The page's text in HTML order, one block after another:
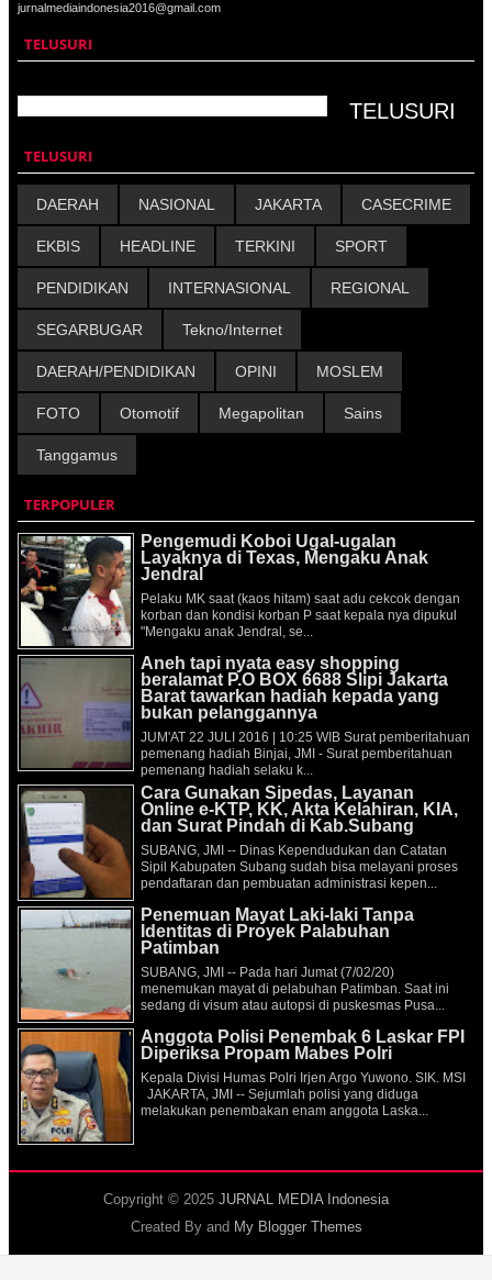
jurnalmediaindonesia2016@gmail.com
TELUSURI
TELUSURI
DAERAH NASIONAL JAKARTA CASECRIME
EKBIS HEADLINE TERKINI SPORT
PENDIDIKAN INTERNASIONAL REGIONAL
SEGARBUGAR Tekno/Internet
DAERAH/PENDIDIKAN OPINI MOSLEM
FOTO Otomotif Megapolitan Sains
Tanggamus
TERPOPULER
Pengemudi Koboi Ugal-ugalan
Layaknya di Texas, Mengaku Anak
Jendral
Pelaku MK saat (kaos hitam) saat adu cekcok dengan
korban dan kondisi korban P saat kepala nya dipukul
"Mengaku anak Jendral, se...
Aneh tapi nyata easy shopping
beralamat P.O BOX 6688 Slipi Jakarta
Barat tawarkan hadiah kepada yang
bukan pelanggannya
JUM'AT 22 JULI 2016 | 10:25 WIB Surat pemberitahuan
pemenang hadiah Binjai, JMI - Surat pemberitahuan
pemenang hadiah selaku k...
Cara Gunakan Sipedas, Layanan
Online e-KTP, KK, Akta Kelahiran, KIA,
dan Surat Pindah di Kab.Subang
SUBANG, JMI -- Dinas Kependudukan dan Catatan
Sipil Kabupaten Subang sudah bisa melayani proses
pendaftaran dan pembuatan administrasi kepen...
Penemuan Mayat Laki-laki Tanpa
Identitas di Proyek Palabuhan
Patimban
SUBANG, JMI -- Pada hari Jumat (7/02/20)
menemukan mayat di pelabuhan Patimban. Saat ini
sedang di visum atau autopsi di puskesmas Pusa...
Anggota Polisi Penembak 6 Laskar FPI
Diperiksa Propam Mabes Polri
Kepala Divisi Humas Polri Irjen Argo Yuwono. SIK. MSI
JAKARTA, JMI -- Sejumlah polisi yang diduga
melakukan penembakan enam anggota Laska...
Copyright © 2025 JURNAL MEDIA Indonesia
Created By and My Blogger Themes